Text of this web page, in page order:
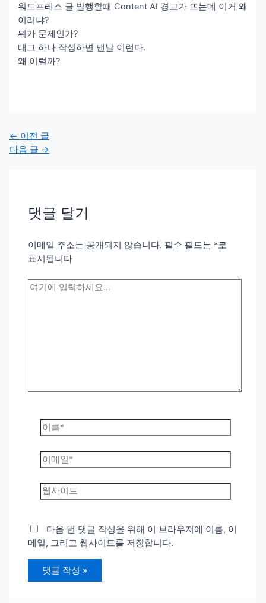
워드프레스 글 발행할때 Content AI 경고가 뜨는데 이거 왜
이러냐?
뭐가 문제인가?
태그 하나 작성하면 맨날 이런다.
왜 이럴까?
글
탐
← 이전 글
다음 글 →
댓글 달기
이메일 주소는 공개되지 않습니다. 필수 필드는 *로
표시됩니다
여
이
름
*이
메
일
*
웹
사
트다음 번 댓글 작성을 위해 이 브라우저에 이름, 이
메일, 그리고 웹사이트를 저장합니다.